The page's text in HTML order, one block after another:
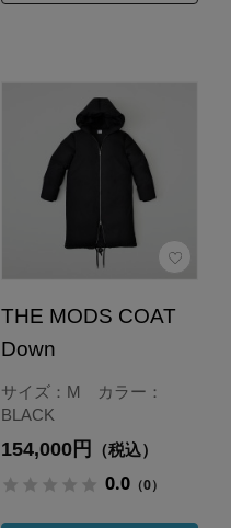
THE MODS COAT
Down
サイズ：M カラー：
BLACK
154,000円 （税込）
0.0（0）